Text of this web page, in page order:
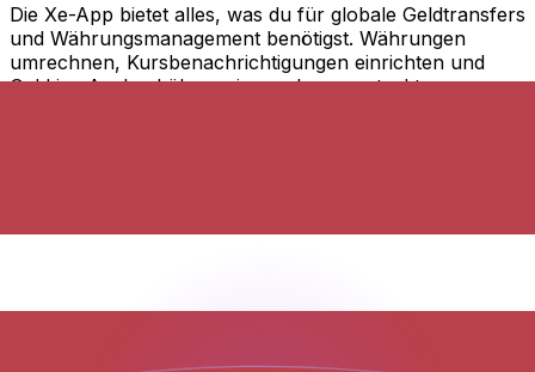
Die Xe-App bietet alles, was du für globale Geldtransfers
und Währungsmanagement benötigst. Währungen
umrechnen, Kursbenachrichtigungen einrichten und
Geld ins Ausland überweisen, ohne versteckte